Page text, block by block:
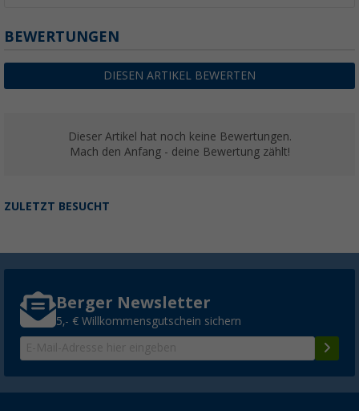
BEWERTUNGEN
DIESEN ARTIKEL BEWERTEN
Dieser Artikel hat noch keine Bewertungen.
Mach den Anfang - deine Bewertung zählt!
ZULETZT BESUCHT
Berger Newsletter
5,- € Willkommensgutschein sichern